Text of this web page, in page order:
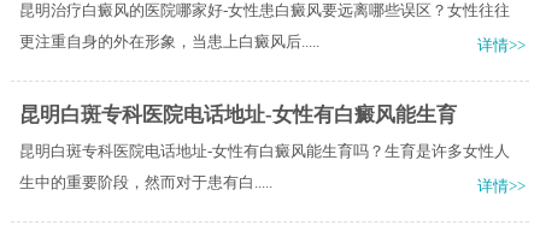
昆明治疗白癜风的医院哪家好-女性患白癜风要远离哪些误区？女性往往
更注重自身的外在形象，当患上白癜风后.....
详情>>
昆明白斑专科医院电话地址-女性有白癜风能生育
昆明白斑专科医院电话地址-女性有白癜风能生育吗？​生育是许多女性人
生中的重要阶段，然而对于患有白.....
详情>>